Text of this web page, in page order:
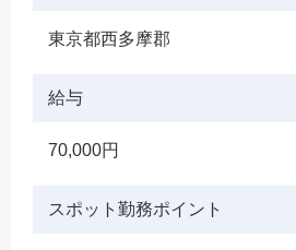
東京都西多摩郡
給与
70,000円
スポット勤務ポイント